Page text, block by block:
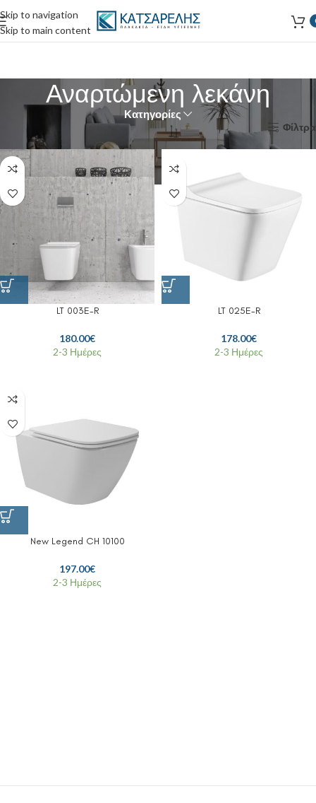
Skip to navigation
Skip to main content
Αναρτώμενη λεκάνη
Κατηγορίες
Αρχική σελίδα Προϊόντα με ετικέτα “Αναρτώμενη λεκάνη” Φίλτρα
LT 003E-R
180.00€
2-3 Ημέρες
LT 025E-R
178.00€
2-3 Ημέρες
New Legend CH 10100
197.00€
2-3 Ημέρες